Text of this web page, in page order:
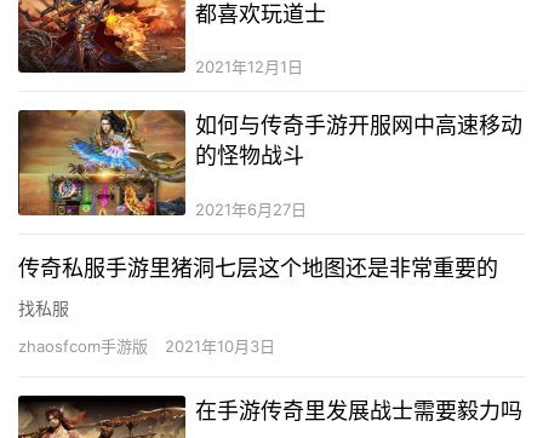
都喜欢玩道士
2021年12月1日
如何与传奇手游开服网中高速移动
的怪物战斗
2021年6月27日
传奇私服手游里猪洞七层这个地图还是非常重要的
找私服
zhaosfcom手游版 2021年10月3日
在手游传奇里发展战士需要毅力吗